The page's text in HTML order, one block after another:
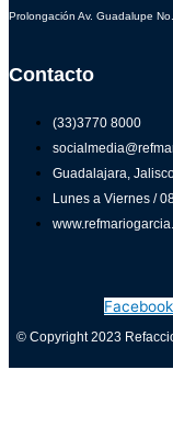
Prolongación Av. Guadalupe
Contacto
(33)3770 8000
Guadalajara,
Lunes a Viernes /
Facebook
© Copyright 2023